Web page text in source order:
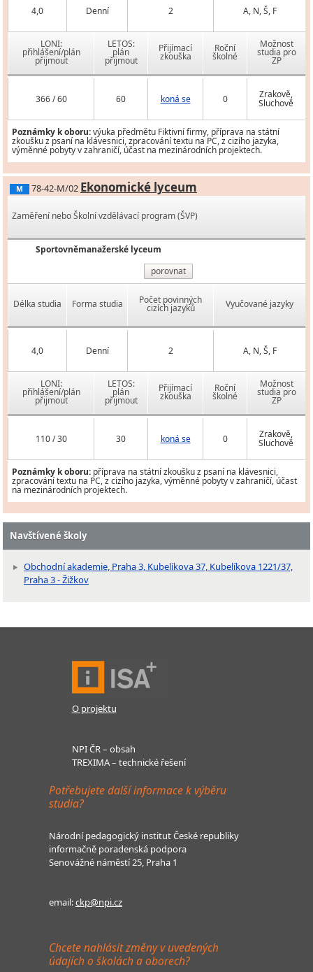
4,0 Denní 2 A, N, Š, F
LONI:
přihlášení/plán
přijmout
LETOS:
plán
přijmout
Přijímací
zkouška
Roční
školné
Možnost
studia pro
ZP
366 / 60 60 koná se 0 Zrakově,
Sluchově
Poznámky k oboru:výuka předmětu Fiktivní firmy, příprava na státní
zkoušku z psaní na klávesnici, zpracování textu na PC, z cizího jazyka,
výměnné pobyty v zahraničí, účast na mezinárodních projektech.
M 78-42-M/02 Ekonomické lyceum
Zaměření nebo Školní vzdělávací program (ŠVP)
Sportovněmanažerské lyceum
porovnat
Délka studia Forma studia Počet povinných
cizích jazyků Vyučované jazyky
4,0 Denní 2 A, N, Š, F
LONI:
přihlášení/plán
přijmout
LETOS:
plán
přijmout
Přijímací
zkouška
Roční
školné
Možnost
studia pro
ZP
110 / 30 30 koná se 0 Zrakově,
Sluchově
Poznámky k oboru: příprava na státní zkoušku z psaní na klávesnici,
zpracování textu na PC, z cizího jazyka, výměnné pobyty v zahraničí, účast
na mezinárodních projektech.
Navštívené školy
Obchodní akademie, Praha 3, Kubelíkova 37, Kubelíkova 1221/37,
Praha 3 - Žižkov
O projektu
NPI ČR – obsah
TREXIMA – technické řešení
Potřebujete další informace k výběru
studia?
Národní pedagogický institut České republiky
informačně poradenská podpora
Senovážné náměstí 25, Praha 1
email:ckp@npi.cz
Chcete nahlásit změny v uvedených
údajích o školách a oborech?